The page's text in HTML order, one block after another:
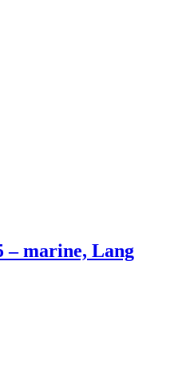
– marine, Lang